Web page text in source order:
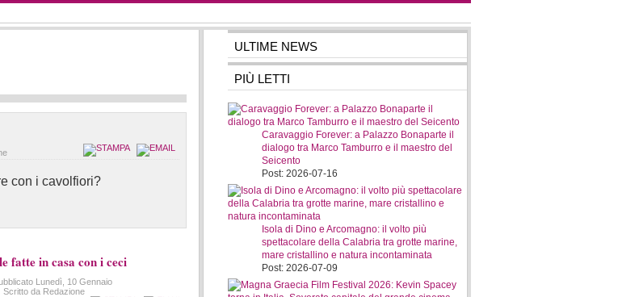
con i cavolfiori?
fatte in casa con i ceci
Lunedì, 10 Gennaio
Scritto da Redazione
ULTIME NEWS
PIÙ LETTI
Caravaggio Forever: a Palazzo Bonaparte il
dialogo tra Marco Tamburro e il maestro del
Seicento
Post: 2026-07-16
Isola di Dino e Arcomagno: il volto più
spettacolare della Calabria tra grotte marine,
mare cristallino e natura incontaminata
Post: 2026-07-09